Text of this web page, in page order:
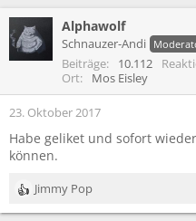
r
a
m
Alphawolf
Schnauzer-Andi
Beiträge 10.112
Ort
Mos Eisley
23. Oktober 2017
Habe geliket und sofort
können.
R
e
Jimmy Pop